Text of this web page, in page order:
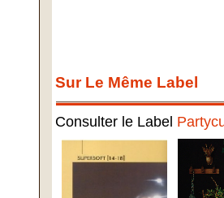
Sur Le Même Label
Consulter le Label